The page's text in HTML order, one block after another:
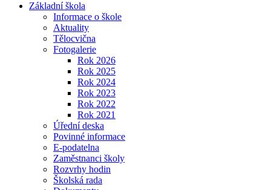
Základní škola
Informace o škole
Aktuality
Tělocvična
Fotogalerie
Rok 2026
Rok 2025
Rok 2024
Rok 2023
Rok 2022
Rok 2021
Úřední deska
Povinné informace
E-podatelna
Zaměstnanci školy
Rozvrhy hodin
Školská rada